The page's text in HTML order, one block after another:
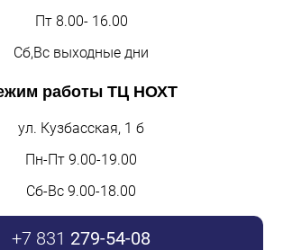
Пт 8.00- 16.00
Сб,Вс выходные дни
работы ТЦ НОХТ
ул. Кузбасская, 1 б
Пн-Пт 9.00-19.00
Сб-Вс 9.00-18.00
+7 831 279-54-08